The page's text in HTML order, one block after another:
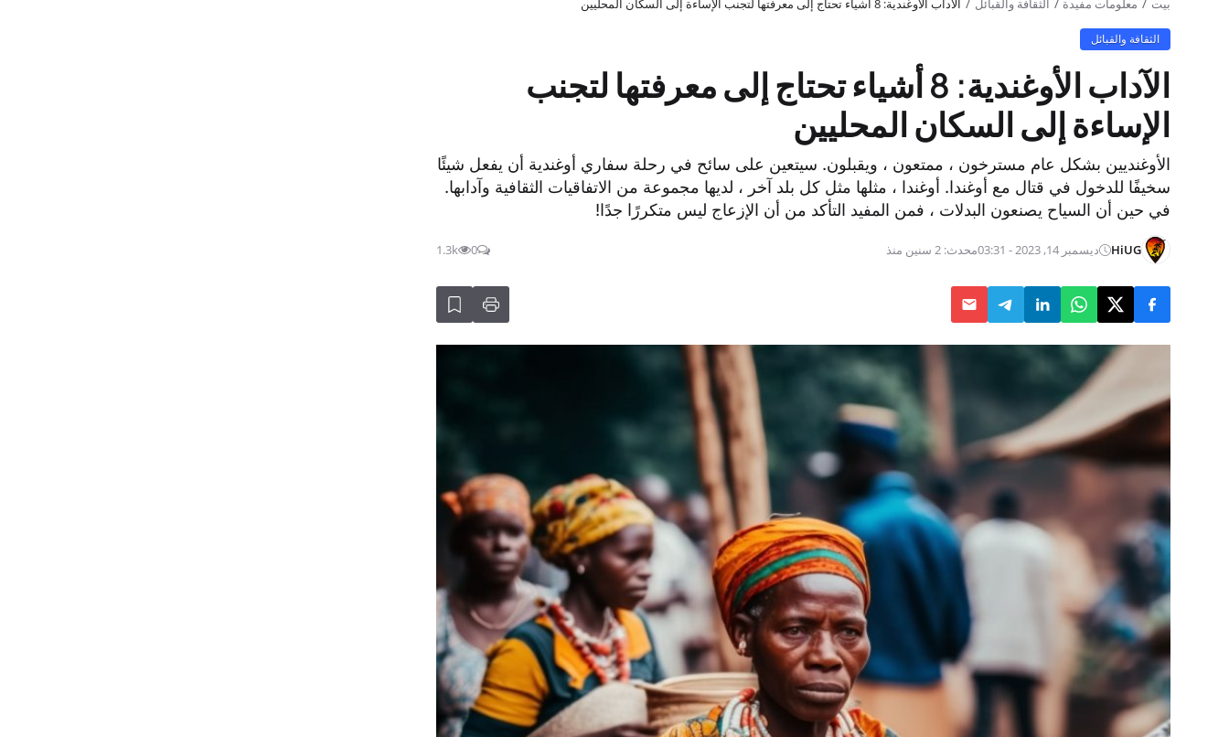
بيت معلومات مفيدة الثقافة والقبائل الآداب الأوغندية: 8 أشياء تحتاج إلى معرفتها لتجنب الإساءة إلى السكان المحليين
الثقافة والقبائل
الآداب الأوغندية: 8 أشياء تحتاج إلى معرفتها لتجنب
الإساءة إلى السكان المحليين
الأوغنديين بشكل عام مسترخون ، ممتعون ، ويقبلون. سيتعين على سائح في رحلة سفاري أوغندية أن يفعل شيئًا
سخيفًا للدخول في قتال مع أوغندا. أوغندا ، مثلها مثل كل بلد آخر ، لديها مجموعة من الاتفاقيات الثقافية وآدابها.
في حين أن السياح يصنعون البدلات ، فمن المفيد التأكد من أن الإزعاج ليس متكررًا جدًا!
HiUG ديسمبر 14, 2023 - 03:31 محدث: 2 سنين منذ 0
1.3k